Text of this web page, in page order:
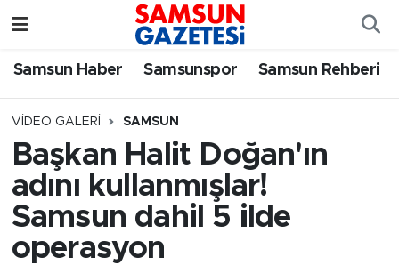
Samsun Haber Samsunspor Samsun Rehberi
VIDEO GALERI SAMSUN
Başkan Halit Doğan'ın
adını kullanmışlar!
Samsun dahil 5 ilde
operasyon
Samsun Haber
Samsunspor
Samsun Rehberi
Samsun Nöbetçi Eczaneler
Samsun Hava Durumu
SAMSUN Namaz Vakitleri
Samsun Trafik Yoğunluk Haritası
Süper Lig Puan Durumu ve Fikstür